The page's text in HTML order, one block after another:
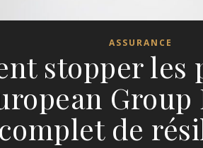
ASSURANCE
stopper les
complet de